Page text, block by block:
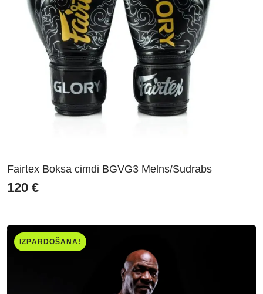
Fairtex Boksa cimdi BGVG3 Melns/Sudrabs
120 €
IZPĀRDOŠANA!